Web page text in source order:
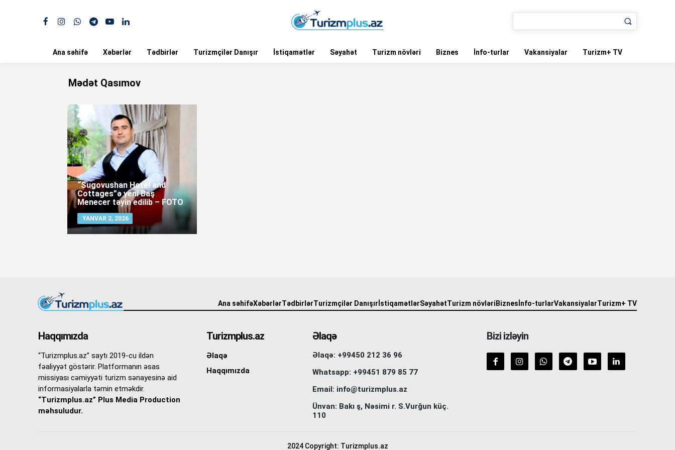
Ana səhifə Xəbərlər Tədbirlər Turizmçilər Danışır İstiqamətlər Səyahət Turizm növləri Biznes İnfo-turlar Vakansiyalar Turizm+ TV
Mədət Qasımov
“Sugovushan Hotel and
Cottages”ə yeni Baş
Menecer təyin edilib – FOTO
YANVAR 2, 2026
Ana səhifəXəbərlərTədbirlərTurizmçilər Danışır İstiqamətlərSəyahətTurizm növləri Biznes İnfo-turlarVakansiyalarTurizm+ TV
Haqqımızda
“Turizmplus.az” saytı 2019-cu ildən
fəaliyyət göstərir. Platformanın əsas
missiyası cəmiyyəti turizm sənayesinə aid
informasiyalarla təmin etməkdir.
“Turizmplus.az” Plus Media Production
məhsuludur.
Turizmplus.az
Əlaqə
Haqqımızda
Əlaqə
Əlaqə: +99450 212 36 96
Whatsapp: +99451 879 85 77
Email: info@turizmplus.az
Ünvan: Bakı ş, Nəsimi r. S.Vurğun küç.
110
Bizi izləyin
2024 Copyright: Turizmplus.az